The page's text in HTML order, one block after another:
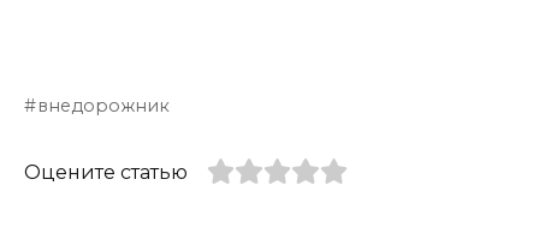
внедорожник
Оцените статью